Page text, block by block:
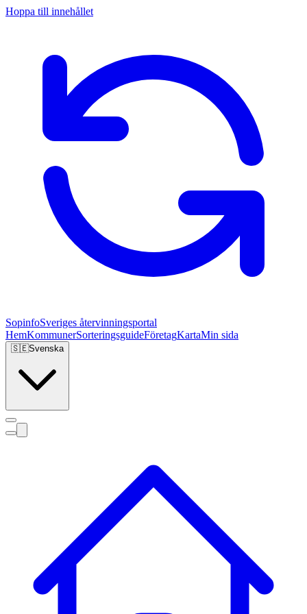
Hoppa till innehållet
SopinfoSveriges återvinningsportal
HemKommunerSorteringsguideFöretagKartaMin sida
🇸🇪Svenska